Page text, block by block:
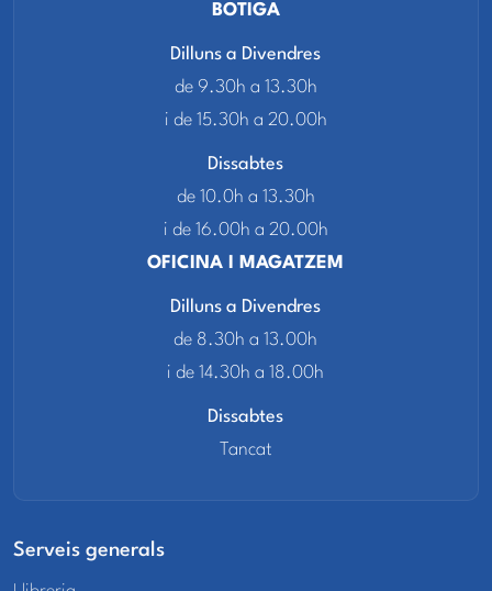
BOTIGA
Dilluns a Divendres
de 9.30h a 13.30h
i de 15.30h a 20.00h
Dissabtes
de 10.0h a 13.30h
i de 16.00h a 20.00h
OFICINA I MAGATZEM
Dilluns a Divendres
de 8.30h a 13.00h
i de 14.30h a 18.00h
Dissabtes
Tancat
Serveis generals